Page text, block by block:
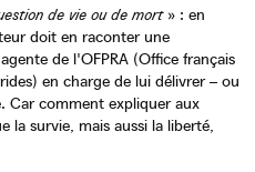
de vie ou de mort» : en
doit en raconter une
de l'OFPRA (Office français
en charge de lui délivrer – ou
Car comment expliquer aux
la survie, mais aussi la liberté,